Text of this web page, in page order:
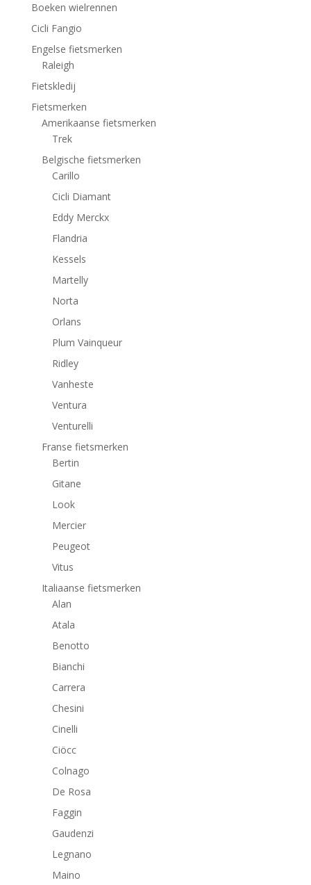
Boeken wielrennen
Cicli Fangio
Engelse fietsmerken
Raleigh
Fietskledij
Fietsmerken
Amerikaanse fietsmerken
Trek
Belgische fietsmerken
Carillo
Cicli Diamant
Eddy Merckx
Flandria
Kessels
Martelly
Norta
Orlans
Plum Vainqueur
Ridley
Vanheste
Ventura
Venturelli
Franse fietsmerken
Bertin
Gitane
Look
Mercier
Peugeot
Vitus
Italiaanse fietsmerken
Alan
Atala
Benotto
Bianchi
Carrera
Chesini
Cinelli
Ciöcc
Colnago
De Rosa
Faggin
Gaudenzi
Legnano
Maino